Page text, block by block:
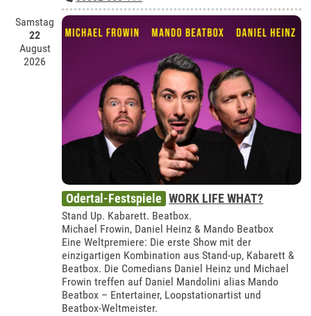
Samstag
22
August
2026
Odertal-Festspiele WORK LIFE WHAT?
Stand Up. Kabarett. Beatbox.
Michael Frowin, Daniel Heinz & Mando Beatbox
Eine Weltpremiere: Die erste Show mit der
einzigartigen Kombination aus Stand-up, Kabarett &
Beatbox. Die Comedians Daniel Heinz und Michael
Frowin treffen auf Daniel Mandolini alias Mando
Beatbox – Entertainer, Loopstationartist und
Beatbox-Weltmeister.